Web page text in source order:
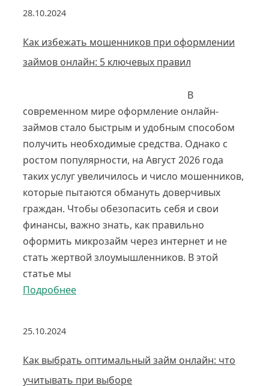
28.10.2024
Как избежать мошенников при оформлении
займов онлайн: 5 ключевых правил
В
современном мире оформление онлайн-
займов стало быстрым и удобным способом
получить необходимые средства. Однако с
ростом популярности, на Август 2026 года
таких услуг увеличилось и число мошенников,
которые пытаются обмануть доверчивых
граждан. Чтобы обезопасить себя и свои
финансы, важно знать, как правильно
оформить микрозайм через интернет и не
стать жертвой злоумышленников. В этой
статье мы
Подробнее
25.10.2024
Как выбрать оптимальный займ онлайн: что
учитывать при выборе